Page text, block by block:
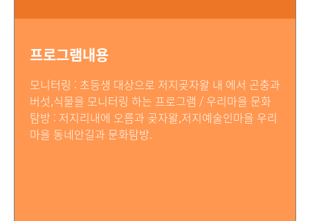
프로그램내용
모니터링 : 초등생 대상으로 저지곶자왈 내 에서 곤충과
버섯,식물을 모니터링 하는 프로그램 / 우리마을 문화
탐방 : 저지리내에 오름과 곶자왈,저지예술인마을 우리
마을 동네안길과 문화탐방.